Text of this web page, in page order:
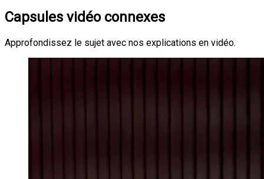
Capsules vidéo connexes
Approfondissez le sujet avec nos explications en vidéo.